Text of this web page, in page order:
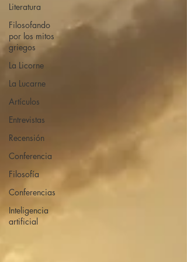
Literatura
Filosofando
por los mitos
griegos
La Licorne
La Lucarne
Artículos
Entrevistas
Recensión
Conferencia
Filosofía
Conferencias
Inteligencia
artificial